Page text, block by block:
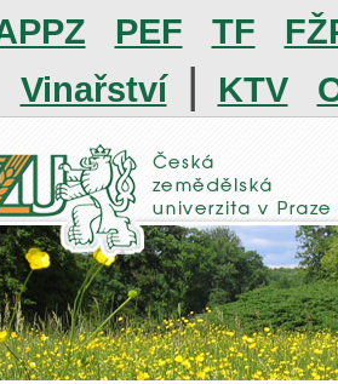
PEF TF
Vinařství | KTV